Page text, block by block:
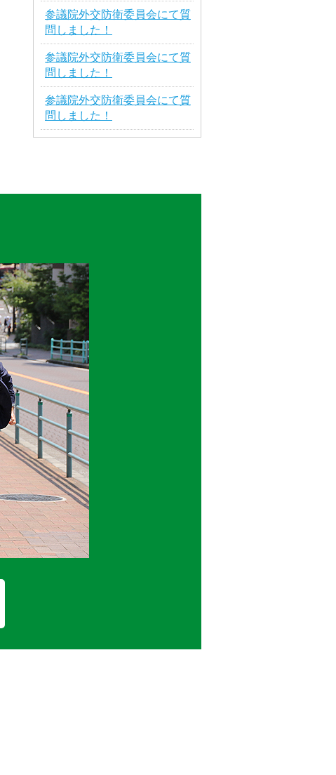
参議院外交防衛委員会にて質
問しました！
参議院外交防衛委員会にて質
問しました！
参議院外交防衛委員会にて質
問しました！